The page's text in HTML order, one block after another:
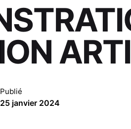
Publié
25 janvier 2024